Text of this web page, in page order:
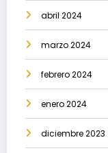
abril 2024
marzo 2024
febrero 2024
enero 2024
diciembre 2023